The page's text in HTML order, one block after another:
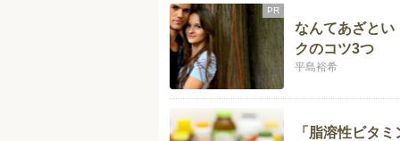
PR
なんてあざとい
クのコツ3つ
平島裕希
「脂溶性ビタ